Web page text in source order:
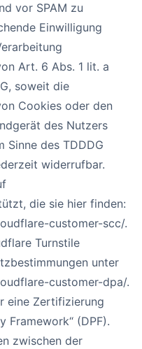
vor SPAM zu
Einwilligung
Art. 6 Abs. 1 lit. a
soweit die
Cookies oder den
des Nutzers
Sinne des TDDDG
widerrufbar.
die sie hier finden:
customer-scc/.
Turnstile
unter
customer-dpa/.
eine Zertifizierung
Framework“ (DPF).
zwischen der